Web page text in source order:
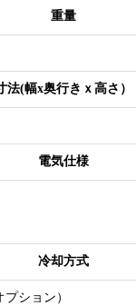
重量
法(幅x奥行きｘ高さ）
電気仕様
冷却方式
ション）